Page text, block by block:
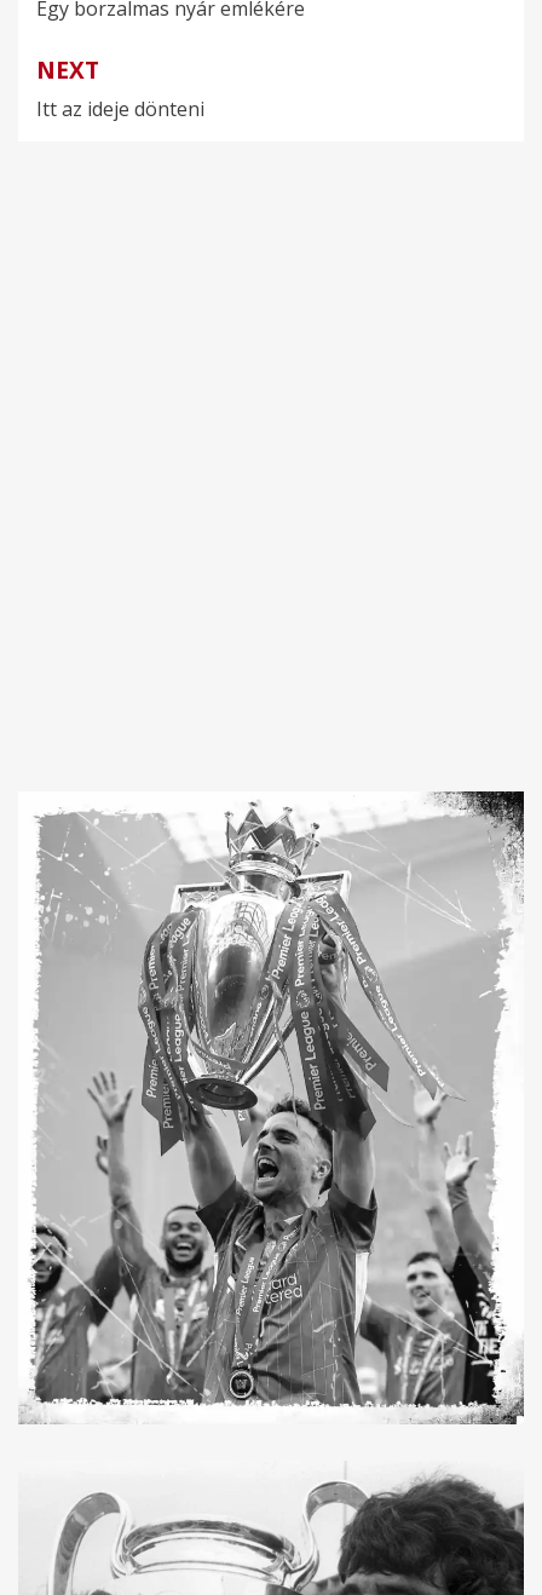
navigáció
Egy borzalmas nyár emlékére
NEXT
Itt az ideje dönteni